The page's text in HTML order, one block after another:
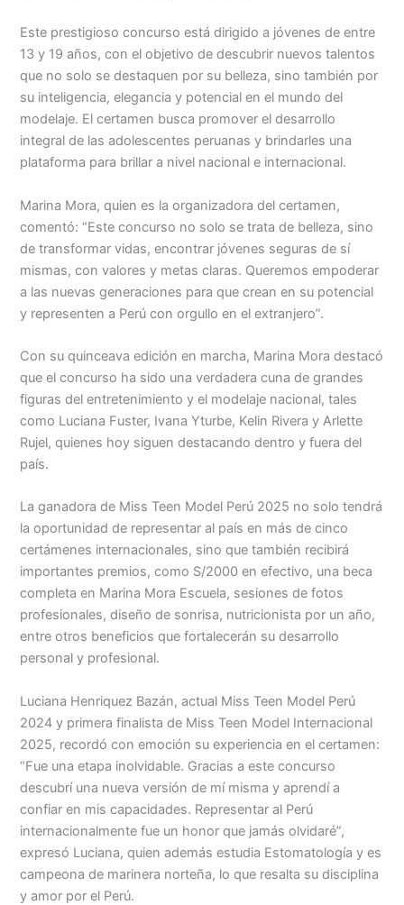
Este prestigioso concurso está dirigido a jóvenes de entre
13 y 19 años, con el objetivo de descubrir nuevos talentos
que no solo se destaquen por su belleza, sino también por
su inteligencia, elegancia y potencial en el mundo del
modelaje. El certamen busca promover el desarrollo
integral de las adolescentes peruanas y brindarles una
plataforma para brillar a nivel nacional e internacional.
Marina Mora, quien es la organizadora del certamen,
comentó: “Este concurso no solo se trata de belleza, sino
de transformar vidas, encontrar jóvenes seguras de sí
mismas, con valores y metas claras. Queremos empoderar
a las nuevas generaciones para que crean en su potencial
y representen a Perú con orgullo en el extranjero”.
Con su quinceava edición en marcha, Marina Mora destacó
que el concurso ha sido una verdadera cuna de grandes
figuras del entretenimiento y el modelaje nacional, tales
como Luciana Fuster, Ivana Yturbe, Kelin Rivera y Arlette
Rujel, quienes hoy siguen destacando dentro y fuera del
país.
La ganadora de Miss Teen Model Perú 2025 no solo tendrá
la oportunidad de representar al país en más de cinco
certámenes internacionales, sino que también recibirá
importantes premios, como S/2000 en efectivo, una beca
completa en Marina Mora Escuela, sesiones de fotos
profesionales, diseño de sonrisa, nutricionista por un año,
entre otros beneficios que fortalecerán su desarrollo
personal y profesional.
Luciana Henriquez Bazán, actual Miss Teen Model Perú
2024 y primera finalista de Miss Teen Model Internacional
2025, recordó con emoción su experiencia en el certamen:
“Fue una etapa inolvidable. Gracias a este concurso
descubrí una nueva versión de mí misma y aprendí a
confiar en mis capacidades. Representar al Perú
internacionalmente fue un honor que jamás olvidaré”,
expresó Luciana, quien además estudia Estomatología y es
campeona de marinera norteña, lo que resalta su disciplina
y amor por el Perú.